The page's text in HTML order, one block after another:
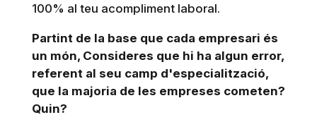
100% al teu acompliment laboral.
Partint de la base que cada empresari és
un món, Consideres que hi ha algun error,
referent al seu camp d'especialització,
que la majoria de les empreses cometen?
Quin?